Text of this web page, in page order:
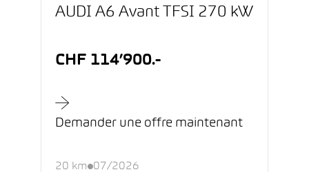
AUDI A6 Avant TFSI 270 kW
CHF 114’900.-
Demander une offre maintenant
20 km 07/2026